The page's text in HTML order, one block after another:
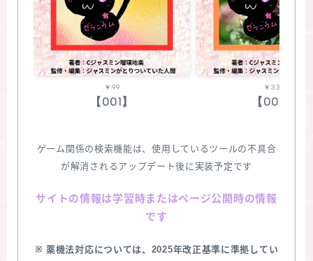
￥99
【001】
￥330
【002】
ゲーム関係の検索機能は、使用しているツールの不具合
が解消されるアップデート後に実装予定です
サイトの情報は学習時またはページ公開時の情報
です
※ 薬機法対応については、2025年改正基準に準拠してい